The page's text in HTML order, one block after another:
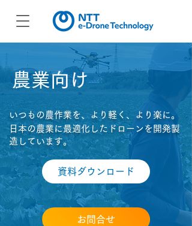
​農業向け
いつもの農作業を、より軽く、より楽に。​
日本の農業に最適化したドローンを開発製
造しています。
資料ダウンロード
お問合せ